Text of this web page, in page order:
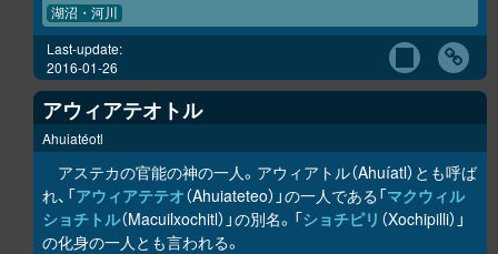
湖沼・河川
Last-update:
2016-01-26
アウィアテオトル
Ahuiatéotl
アステカの官能の神の一人。アウィアトル（Ahuíatl）とも呼ば
れ、「アウィアテテオ（Ahuiateteo）」の一人である「マクウィル
ショチトル（Macuilxochitl）」の別名。「ショチピリ （Xochipilli）」
の化身の一人とも言われる。